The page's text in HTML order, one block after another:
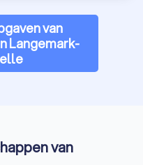
sportprestatie
blessures
wilt hebben
door, volgt
via video of chat. Zo
van
Langemark-
van